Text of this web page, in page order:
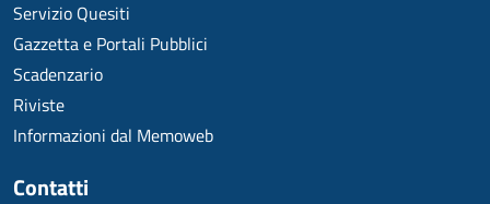
Servizio Quesiti
Gazzetta e Portali Pubblici
Scadenzario
Riviste
Informazioni dal Memoweb
Contatti